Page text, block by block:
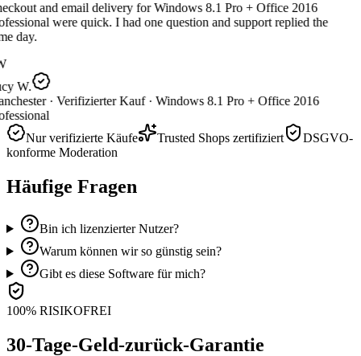
and email delivery for Windows 8.1 Pro + Office 2016
were quick. I had one question and support replied the
day.
W.
· Verifizierter Kauf · Windows 8.1 Pro + Office 2016
Nur verifizierte Käufe
Trusted Shops zertifiziert
DSGVO-
konforme Moderation
Häufige Fragen
Bin ich lizenzierter Nutzer?
Warum können wir so günstig sein?
Gibt es diese Software für mich?
100% RISIKOFREI
30-Tage-Geld-zurück-Garantie